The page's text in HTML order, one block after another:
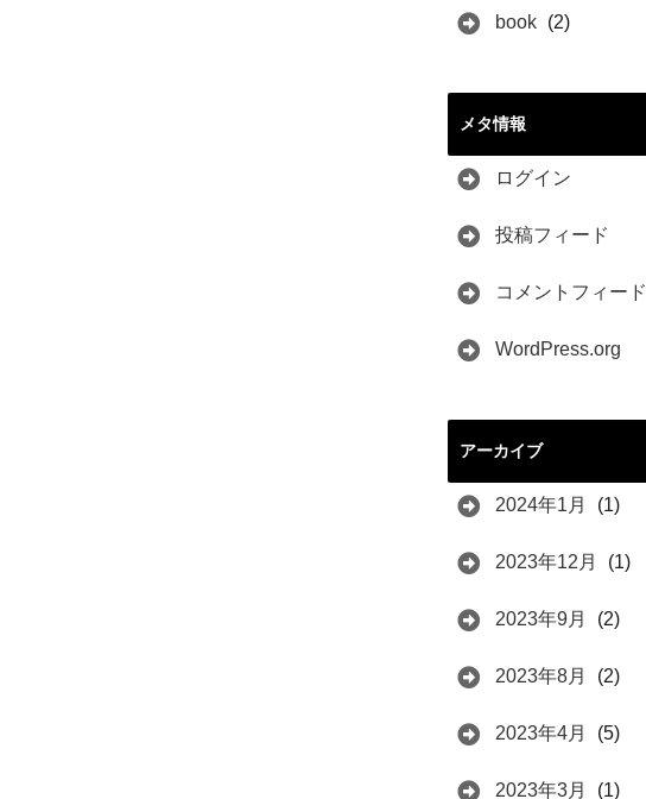
book (2)
メタ情報
ログイン
投稿フィード
コメントフィード
WordPress.org
アーカイブ
2024年1月 (1)
2023年12月 (1)
2023年9月 (2)
2023年8月 (2)
2023年4月 (5)
2023年3月 (1)